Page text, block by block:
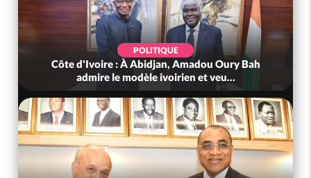
Amadou Oury Bah
et veu...
POLITIQUE
Côte d'Ivoire : Violences
(Mé) ayant fait 03